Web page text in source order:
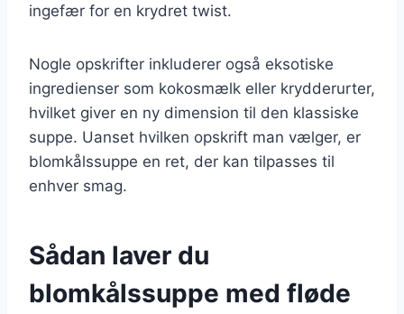
ingefær for en krydret twist.
Nogle opskrifter inkluderer også eksotiske
ingredienser som kokosmælk eller krydderurter,
hvilket giver en ny dimension til den klassiske
suppe. Uanset hvilken opskrift man vælger, er
blomkålssuppe en ret, der kan tilpasses til
enhver smag.
Sådan laver du
blomkålssuppe med fløde